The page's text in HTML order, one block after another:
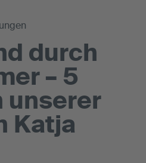
durch
– 5
unserer
Katja